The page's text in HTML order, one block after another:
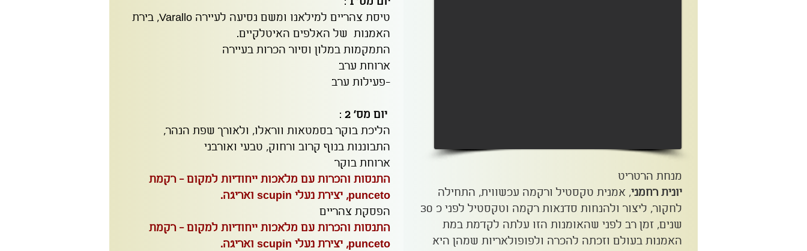
טיסת צהריים למילאנו ומשם נסיעה לעיירה Varallo, בירת
האמנות של האלפים האיטלקיים.
התמקמות במלון וסיור הכרות בעיירה
ארוחת ערב
-פעילות ערב
יום מס' 2
:
הליכת בוקר בסמטאות ווראלו, ולאורך שפת הנהר,
התבוננות בנוף קרוב ורחוק, טבעי ואורבני
ארוחת בוקר
התנסות והכרות עם מלאכות ייחודיות למקום - רקמת
punceto, יצירת נעלי scupin ואריגה.
הפסקת צהריים
התנסות והכרות עם מלאכות ייחודיות למקום - רקמת
punceto, יצירת נעלי scupin ואריגה.
מנחת הרטריט
יונית רחמני, אמנית טקסטיל ורקמה עכשווית, התחילה
לחקור, ליצור ולהנחות סדנאות רקמה וטקסטיל לפני כ 30
שנים, זמן רב לפני שהאומנות הזו עלתה לקדמת במת
האמנות בעולם וזכתה להכרה ולפופולאריות שמהן היא